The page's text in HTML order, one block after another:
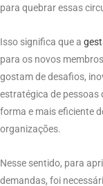
para quebrar essas
Isso significa que a
para os novos
gostam de desafios,
estratégica de pessoas
forma e mais eficiente
organizações.
Nesse sentido, para
demandas, foi